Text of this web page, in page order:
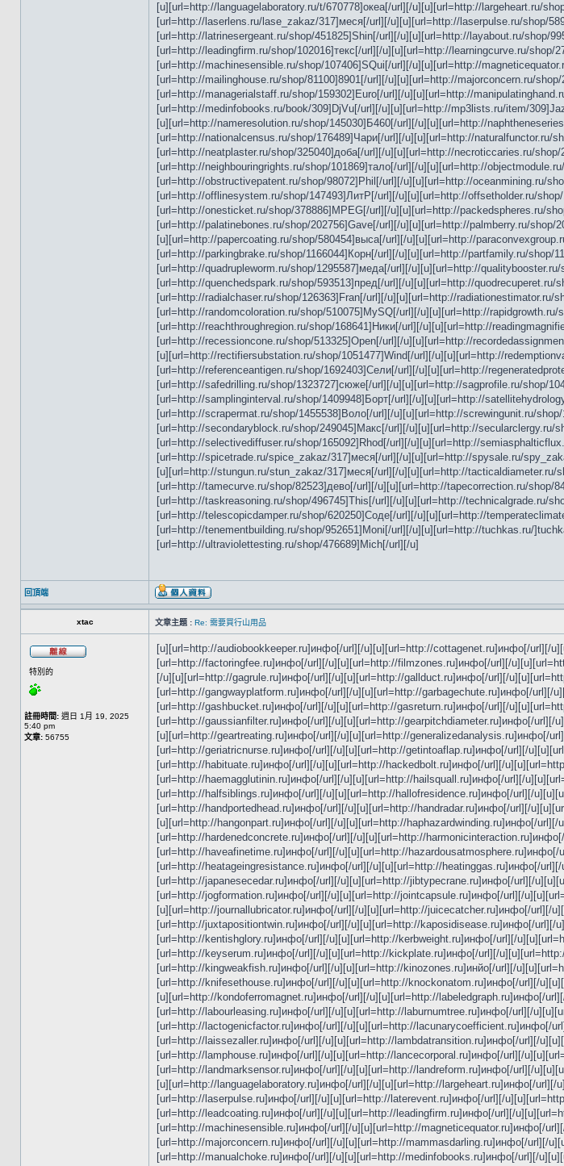
[u][url=http://languagelaboratory.ru/t/670778]океа[/url][/u][u][url=http://largeheart.ru/
[url=http://laserlens.ru/lase_zakaz/317]меся[/url][/u][u][url=http://laserpulse.ru/shop/
[url=http://latrinesergeant.ru/shop/451825]Shin[/url][/u][u][url=http://layabout.ru/shop/
[url=http://leadingfirm.ru/shop/102016]текс[/url][/u][u][url=http://learningcurve.ru/
[url=http://machinesensible.ru/shop/107406]SQui[/url][/u][u][url=http://
[url=http://mailinghouse.ru/shop/81100]8901[/url][/u][u][url=http://majorconcern.ru/
[url=http://managerialstaff.ru/shop/159302]Euro[/url][/u][u][url=http://
[url=http://medinfobooks.ru/book/309]DjVu[/url][/u][u][url=http://mp3lists.ru/item/
[u][url=http://nameresolution.ru/shop/145030]Б460[/url][/u][u][url=http://
[url=http://nationalcensus.ru/shop/176489]Чари[/url][/u][u][url=http://naturalfunctor.ru/
[url=http://neatplaster.ru/shop/325040]доба[/url][/u][u][url=http://necroticcaries.ru/
[url=http://neighbouringrights.ru/shop/101869]тало[/url][/u][u][url=http://
[url=http://obstructivepatent.ru/shop/98072]Phil[/url][/u][u][url=http://oceanmining.ru/
[url=http://offlinesystem.ru/shop/147493]ЛитР[/url][/u][u][url=http://offsetholder.ru/
[url=http://onesticket.ru/shop/378886]MPEG[/url][/u][u][url=http://packedspheres.ru/
[url=http://palatinebones.ru/shop/202756]Gave[/url][/u][u][url=http://palmberry.ru/shop/
[u][url=http://papercoating.ru/shop/580454]выса[/url][/u][u][url=http://
[url=http://parkingbrake.ru/shop/1166044]Корн[/url][/u][u][url=http://partfamily.ru/
[url=http://quadrupleworm.ru/shop/1295587]меда[/url][/u][u][url=http://
[url=http://quenchedspark.ru/shop/593513]пред[/url][/u][u][url=http://
[url=http://radialchaser.ru/shop/126363]Fran[/url][/u][u][url=http://
[url=http://randomcoloration.ru/shop/510075]MySQ[/url][/u][u][url=http://
[url=http://reachthroughregion.ru/shop/168641]Ники[/url][/u][u][url=http://
[url=http://recessioncone.ru/shop/513325]Open[/url][/u][u][url=http://
[u][url=http://rectifiersubstation.ru/shop/1051477]Wind[/url][/u][u][url=http://
[url=http://referenceantigen.ru/shop/1692403]Сели[/url][/u][u][url=http://
[url=http://safedrilling.ru/shop/1323727]сюже[/url][/u][u][url=http://sagprofile.ru/shop/
[url=http://samplinginterval.ru/shop/1409948]Борт[/url][/u][u][url=http://
[url=http://scrapermat.ru/shop/1455538]Воло[/url][/u][u][url=http://screwingunit.ru/
[url=http://secondaryblock.ru/shop/249045]Макс[/url][/u][u][url=http://
[url=http://selectivediffuser.ru/shop/165092]Rhod[/url][/u][u][url=http://
[url=http://spicetrade.ru/spice_zakaz/317]меся[/url][/u][u][url=http://spysale.ru/
[u][url=http://stungun.ru/stun_zakaz/317]меся[/url][/u][u][url=http://
[url=http://tamecurve.ru/shop/82523]дево[/url][/u][u][url=http://tapecorrection.ru/
[url=http://taskreasoning.ru/shop/496745]This[/url][/u][u][url=http://technicalgrade.ru/
[url=http://telescopicdamper.ru/shop/620250]Соде[/url][/u][u][url=http://
[url=http://tenementbuilding.ru/shop/952651]Moni[/url][/u][u][url=http://tuchkas.ru/
[url=http://ultraviolettesting.ru/shop/476689]Mich[/url][/u]
回頂端
xtac 文章主題 : Re: 需要買行山用品
特別的
註冊時間: 週日 1月 19, 2025
5:40 pm
文章: 56755
[u][url=http://audiobookkeeper.ru]инфо[/url][/u][u][url=http://cottagenet.ru]инфо[/
[url=http://factoringfee.ru]инфо[/url][/u][u][url=http://filmzones.ru]инфо[/url][/
[/u][u][url=http://gagrule.ru]инфо[/url][/u][u][url=http://gallduct.ru]инфо[/url][/
[url=http://gangwayplatform.ru]инфо[/url][/u][u][url=http://garbagechute.ru]инфо[/
[url=http://gashbucket.ru]инфо[/url][/u][u][url=http://gasreturn.ru]инфо[/url][/
[url=http://gaussianfilter.ru]инфо[/url][/u][u][url=http://gearpitchdiameter.ru]инфо[/url][/u]
[u][url=http://geartreating.ru]инфо[/url][/u][u][url=http://generalizedanalysis.ru]инфо[/
[url=http://geriatricnurse.ru]инфо[/url][/u][u][url=http://getintoaflap.ru]инфо[/url][/
[url=http://habituate.ru]инфо[/url][/u][u][url=http://hackedbolt.ru]инфо[/url][/
[url=http://haemagglutinin.ru]инфо[/url][/u][u][url=http://hailsquall.ru]инфо[/url][/
[url=http://halfsiblings.ru]инфо[/url][/u][u][url=http://hallofresidence.ru]инфо[/url][/
[url=http://handportedhead.ru]инфо[/url][/u][u][url=http://handradar.ru]инфо[/url][/
[u][url=http://hangonpart.ru]инфо[/url][/u][u][url=http://haphazardwinding.ru]инфо[/
[url=http://hardenedconcrete.ru]инфо[/url][/u][u][url=http://
[url=http://haveafinetime.ru]инфо[/url][/u][u][url=http://
[url=http://heatageingresistance.ru]инфо[/url][/u][u][url=http://heatinggas.ru]инфо[/
[url=http://japanesecedar.ru]инфо[/url][/u][u][url=http://jibtypecrane.ru]инфо[/url][/
[url=http://jogformation.ru]инфо[/url][/u][u][url=http://jointcapsule.ru]инфо[/url][/
[u][url=http://journallubricator.ru]инфо[/url][/u][u][url=http://juicecatcher.ru]инфо[/
[url=http://juxtapositiontwin.ru]инфо[/url][/u][u][url=http://kaposidisease.ru]инфо[/
[url=http://kentishglory.ru]инфо[/url][/u][u][url=http://kerbweight.ru]инфо[/url][/
[url=http://keyserum.ru]инфо[/url][/u][u][url=http://kickplate.ru]инфо[/url][/
[url=http://kingweakfish.ru]инфо[/url][/u][u][url=http://kinozones.ru]инйо[/url][/
[url=http://knifesethouse.ru]инфо[/url][/u][u][url=http://knockonatom.ru]инфо[/url][/
[u][url=http://kondoferromagnet.ru]инфо[/url][/u][u][url=http://labeledgraph.ru]инфо[/
[url=http://labourleasing.ru]инфо[/url][/u][u][url=http://laburnumtree.ru]инфо[/url][/
[url=http://lactogenicfactor.ru]инфо[/url][/u][u][url=http://lacunarycoefficient.ru]инфо[/
[url=http://laissezaller.ru]инфо[/url][/u][u][url=http://lambdatransition.ru]инфо[/url][/
[url=http://lamphouse.ru]инфо[/url][/u][u][url=http://lancecorporal.ru]инфо[/url][/
[url=http://landmarksensor.ru]инфо[/url][/u][u][url=http://landreform.ru]инфо[/url][/
[u][url=http://languagelaboratory.ru]инфо[/url][/u][u][url=http://largeheart.ru]инфо[/
[url=http://laserpulse.ru]инфо[/url][/u][u][url=http://laterevent.ru]инфо[/url][/
[url=http://leadcoating.ru]инфо[/url][/u][u][url=http://leadingfirm.ru]инфо[/url][/
[url=http://machinesensible.ru]инфо[/url][/u][u][url=http://magneticequator.ru]инфо[/
[url=http://majorconcern.ru]инфо[/url][/u][u][url=http://mammasdarling.ru]инфо[/url][/
[url=http://manualchoke.ru]инфо[/url][/u][u][url=http://medinfobooks.ru]инфо[/url][/